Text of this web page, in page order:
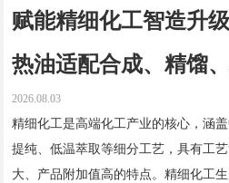
赋能精细化工智造升
热油适配合成、精馏
2026.08.03
精细化工是高端化工产业的核心，涵
提纯、低温萃取等细分工艺，具有工
大、产品附加值高的特点。精细化工